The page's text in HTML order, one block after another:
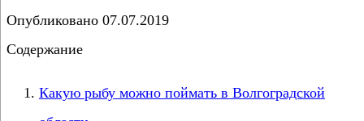
Опубликовано 07.07.2019
Содержание
Какую рыбу можно поймать в Волгоградской